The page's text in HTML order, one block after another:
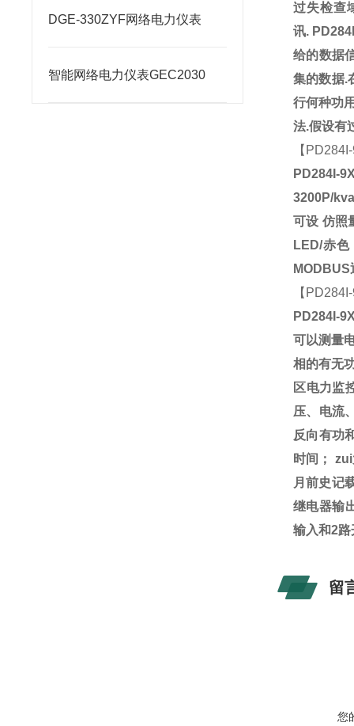
DGE-330ZYF网络电力仪表
智能网络电力仪表GEC2030
过失检查
讯.
给的数据
集的数据.
行何种功
法.假设有
【
PD284I-
3200P/
可设 仿照
LED/赤色
MODBUS
【
PD284I-
可以测量
相的有无
区电力监
压、电流
反向有功
时间；
月前史记
继电器输
输入和2路
留
您